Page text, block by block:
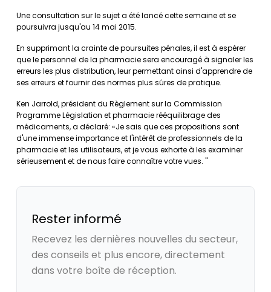
Une consultation sur le sujet a été lancé cette semaine et se
poursuivra jusqu'au 14 mai 2015.
En supprimant la crainte de poursuites pénales, il est à espérer
que le personnel de la pharmacie sera encouragé à signaler les
erreurs les plus distribution, leur permettant ainsi d'apprendre de
ses erreurs et fournir des normes plus sûres de pratique.
Ken Jarrold, président du Règlement sur la Commission
Programme Législation et pharmacie rééquilibrage des
médicaments, a déclaré: «Je sais que ces propositions sont
d'une immense importance et l'intérêt de professionnels de la
pharmacie et les utilisateurs, et je vous exhorte à les examiner
sérieusement et de nous faire connaître votre vues. "
Rester informé
Recevez les dernières nouvelles du secteur,
des conseils et plus encore, directement
dans votre boîte de réception.